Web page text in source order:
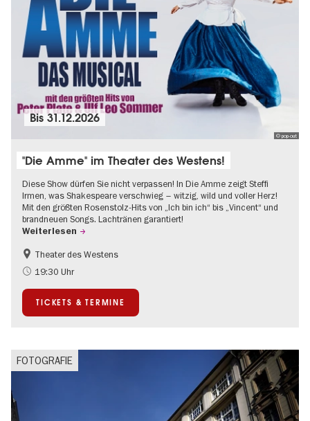
© pop-out
Bis31.12.2026
"Die Amme" im Theater des Westens!
Diese Show dürfen Sie nicht verpassen! In Die Amme zeigt Steffi
Irmen, was Shakespeare verschwieg – witzig, wild und voller Herz!
Mit den größten Rosenstolz-Hits von „Ich bin ich“ bis „Vincent“ und
brandneuen Songs. Lachtränen garantiert!
Weiterlesen
Barrierefrei
Um den Kurfürstendamm
Theater des Westens
19:30 Uhr
TICKETS & TERMINE
FOTOGRAFIE